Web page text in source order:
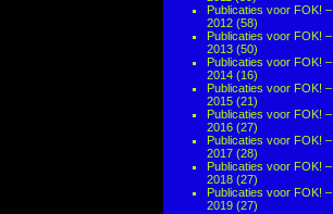
Publicaties voor FOK! –
2012 (58)
Publicaties voor FOK! –
2013 (50)
Publicaties voor FOK! –
2014 (16)
Publicaties voor FOK! –
2015 (21)
Publicaties voor FOK! –
2016 (27)
Publicaties voor FOK! –
2017 (28)
Publicaties voor FOK! –
2018 (27)
Publicaties voor FOK! –
2019 (27)